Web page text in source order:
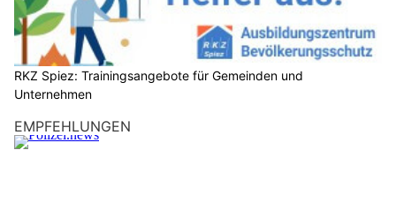
RKZ Spiez: Trainingsangebote für Gemeinden und
Unternehmen
EMPFEHLUNGEN